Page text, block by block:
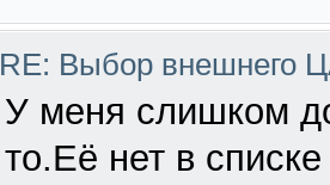
RE: Выбор внешнего
У меня слишком
то.Её нет в